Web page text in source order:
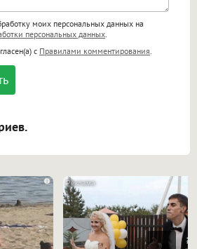
<i>, <em>, <s>, <big>,
<sub>, <pre>, <ul>, <ol>, <li>,
экранирует HTML,
становятся
img] будет
моих персональных данных на
персональных данных
с Правилами комментирования
i